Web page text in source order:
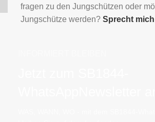
fragen zu den Jungschützen oder
Jungschütze werden? Sprecht